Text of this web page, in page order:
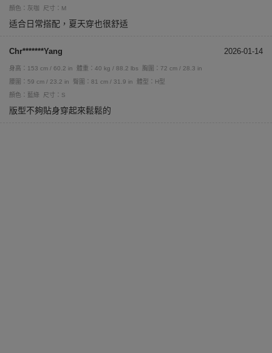
顏色：灰咖
尺寸：M
适合日常搭配，夏天穿也很舒适
Chr*******Yang 2026-01-14
身高：153 cm / 60.2 in 體重：40 kg / 88.2 lbs
胸圍：72 cm / 28.3 in
腰圍：59 cm / 23.2 in
臀圍：81 cm / 31.9 in
體型：H型
顏色：藍綠
尺寸：S
版型不夠貼身穿起來鬆鬆的